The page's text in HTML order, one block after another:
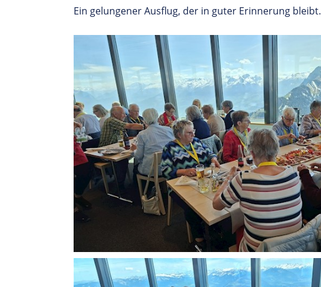
Ein gelungener Ausflug, der in guter Erinnerung bleibt.